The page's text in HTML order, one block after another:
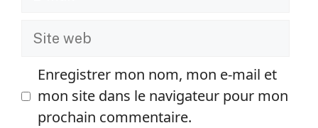
Site
Enregistrer mon nom, mon e-mail et
mon site dans le navigateur pour mon
prochain commentaire.